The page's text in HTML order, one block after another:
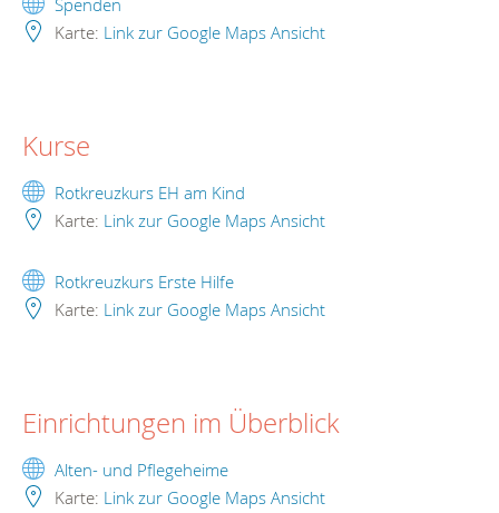
Karte: Link zur Google Maps Ansicht
Kurse
Rotkreuzkurs EH am Kind
Karte: Link zur Google Maps Ansicht
Rotkreuzkurs Erste Hilfe
Karte: Link zur Google Maps Ansicht
Einrichtungen im Überblick
Alten- und Pflegeheime
Karte: Link zur Google Maps Ansicht